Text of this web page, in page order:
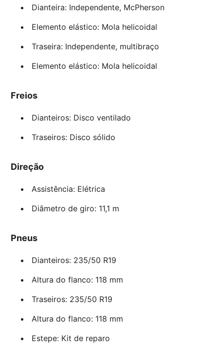
Dianteira: Independente, McPherson
Elemento elástico: Mola helicoidal
Traseira: Independente, multibraço
Elemento elástico: Mola helicoidal
Freios
Dianteiros: Disco ventilado
Traseiros: Disco sólido
Direção
Assistência: Elétrica
Diâmetro de giro: 11,1 m
Pneus
Dianteiros: 235/50 R19
Altura do flanco: 118 mm
Traseiros: 235/50 R19
Altura do flanco: 118 mm
Estepe: Kit de reparo